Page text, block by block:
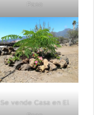
Paso
Se vende Casa en El